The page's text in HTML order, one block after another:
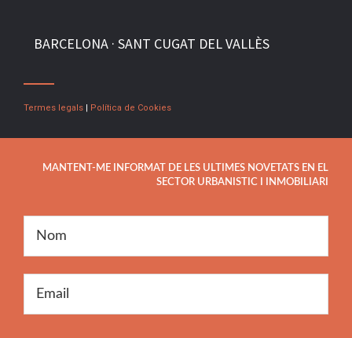
BARCELONA · SANT CUGAT DEL VALLÈS
Termes legals | Política de Cookies
MANTENT-ME INFORMAT DE LES ULTIMES NOVETATS EN EL
SECTOR URBANISTIC I INMOBILIARI